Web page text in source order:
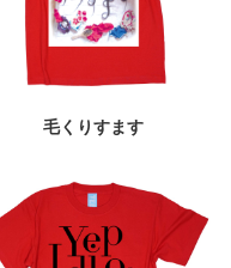
毛くりすます